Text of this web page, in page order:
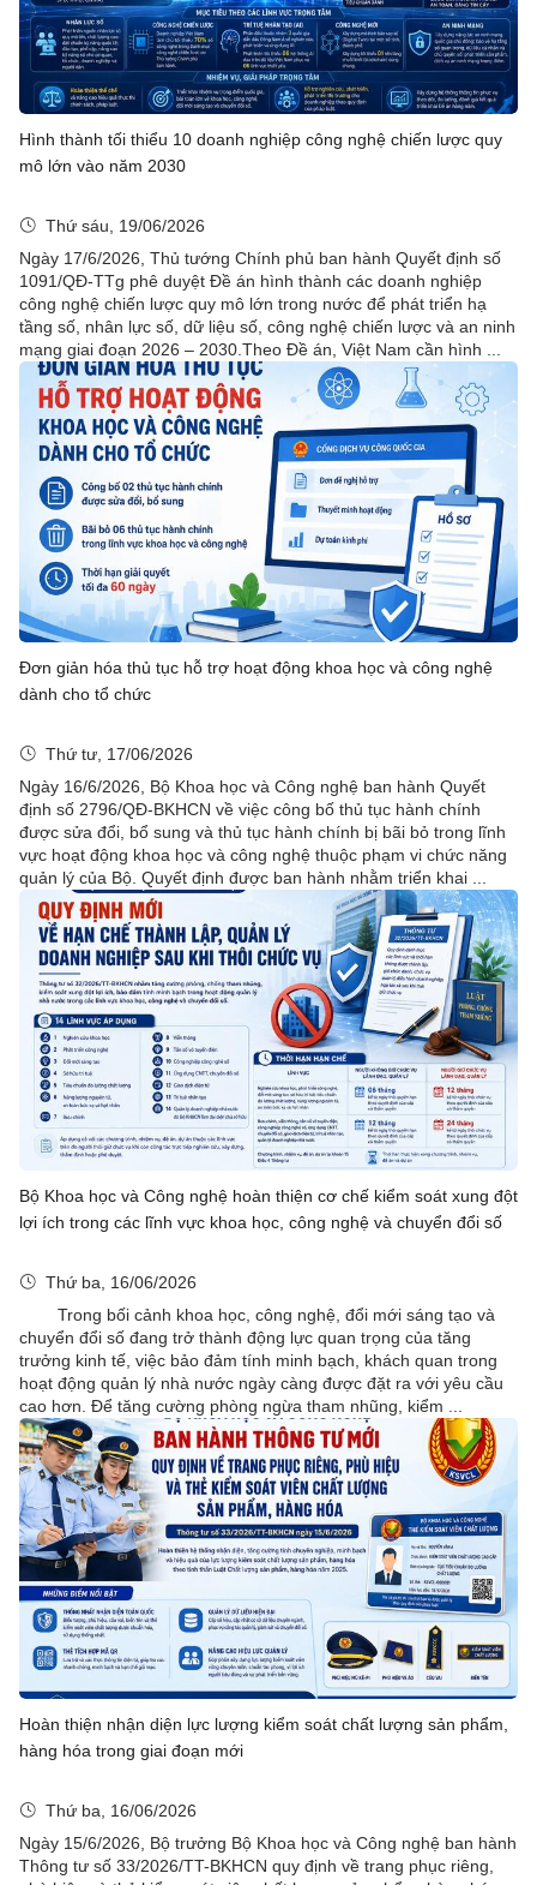
Hình thành tối thiểu 10 doanh nghiệp công nghệ chiến lược quy
mô lớn vào năm 2030
Thứ sáu, 19/06/2026
Ngày 17/6/2026, Thủ tướng Chính phủ ban hành Quyết định số
1091/QĐ-TTg phê duyệt Đề án hình thành các doanh nghiệp
công nghệ chiến lược quy mô lớn trong nước để phát triển hạ
tầng số, nhân lực số, dữ liệu số, công nghệ chiến lược và an ninh
mạng giai đoạn 2026 – 2030.Theo Đề án, Việt Nam cần hình ...
Đơn giản hóa thủ tục hỗ trợ hoạt động khoa học và công nghệ
dành cho tổ chức
Thứ tư, 17/06/2026
Ngày 16/6/2026, Bộ Khoa học và Công nghệ ban hành Quyết
định số 2796/QĐ-BKHCN về việc công bố thủ tục hành chính
được sửa đổi, bổ sung và thủ tục hành chính bị bãi bỏ trong lĩnh
vực hoạt động khoa học và công nghệ thuộc phạm vi chức năng
quản lý của Bộ. Quyết định được ban hành nhằm triển khai ...
Bộ Khoa học và Công nghệ hoàn thiện cơ chế kiểm soát xung đột
lợi ích trong các lĩnh vực khoa học, công nghệ và chuyển đổi số
Thứ ba, 16/06/2026
Trong bối cảnh khoa học, công nghệ, đổi mới sáng tạo và
chuyển đổi số đang trở thành động lực quan trọng của tăng
trưởng kinh tế, việc bảo đảm tính minh bạch, khách quan trong
hoạt động quản lý nhà nước ngày càng được đặt ra với yêu cầu
cao hơn. Để tăng cường phòng ngừa tham nhũng, kiểm ...
Hoàn thiện nhận diện lực lượng kiểm soát chất lượng sản phẩm,
hàng hóa trong giai đoạn mới
Thứ ba, 16/06/2026
Ngày 15/6/2026, Bộ trưởng Bộ Khoa học và Công nghệ ban hành
Thông tư số 33/2026/TT-BKHCN quy định về trang phục riêng,